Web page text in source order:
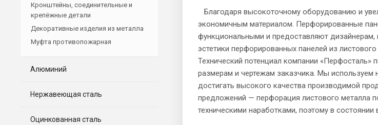
Благодаря высокоточному оборудованию и
экономичным материалом. Перфорированные
функциональными и предоставляют
эстетики перфорированных панелей из листового
Технический потенциал компании
размерам и чертежам заказчика. Мы
достигать высокого качества производимой
предложений — перфорация листового металла
техническими наработками, поэтому в
Кронштейны, соединительные и
крепёжные детали
Декоративные изделия из металла
Муфта противопожарная
Алюминий
Нержавеющая сталь
Оцинкованная сталь